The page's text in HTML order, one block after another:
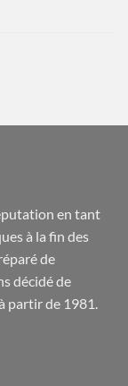
en tant
à la fin des
de
décidé de
partir de 1981.